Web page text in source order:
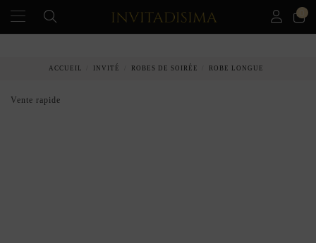
ACCUEIL INVITÉ ROBES DE SOIRÉE ROBE LONGUE
Vente rapide